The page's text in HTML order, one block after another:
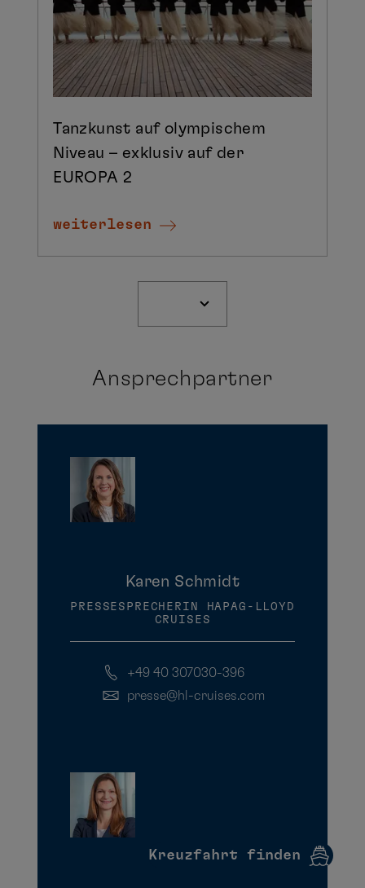
Kreuzfahrt finden
Tanzkunst auf olympischem
Niveau – exklusiv auf der
EUROPA 2
weiterlesen
Ansprechpartner
Karen Schmidt
PRESSESPRECHERIN HAPAG-LLOYD
CRUISES
+49 40 307030-396
presse@hl-cruises.com